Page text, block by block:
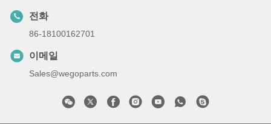
전화
86-18100162701
이메일
Sales@wegoparts.com